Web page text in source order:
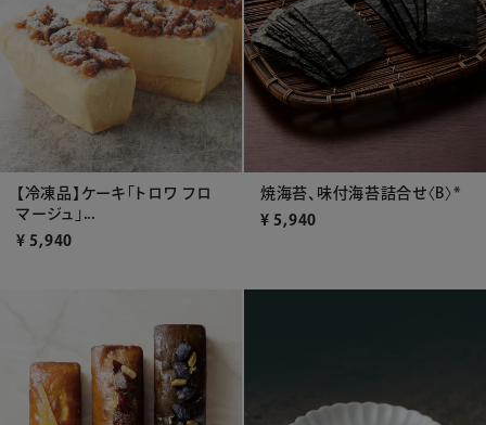
【冷凍品】ケーキ「トロワ フロ
マージュ」...
¥ 5,940
焼海苔、味付海苔詰合せ〈B〉*
¥ 5,940